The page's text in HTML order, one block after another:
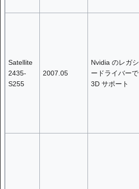
Satellite
2435-
S255
2007.05
Nvidia のレガシ
ードライバーで
3D サポート